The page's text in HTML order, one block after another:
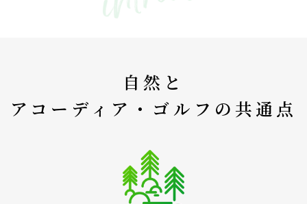
自然と
アコーディア・ゴルフの共通点